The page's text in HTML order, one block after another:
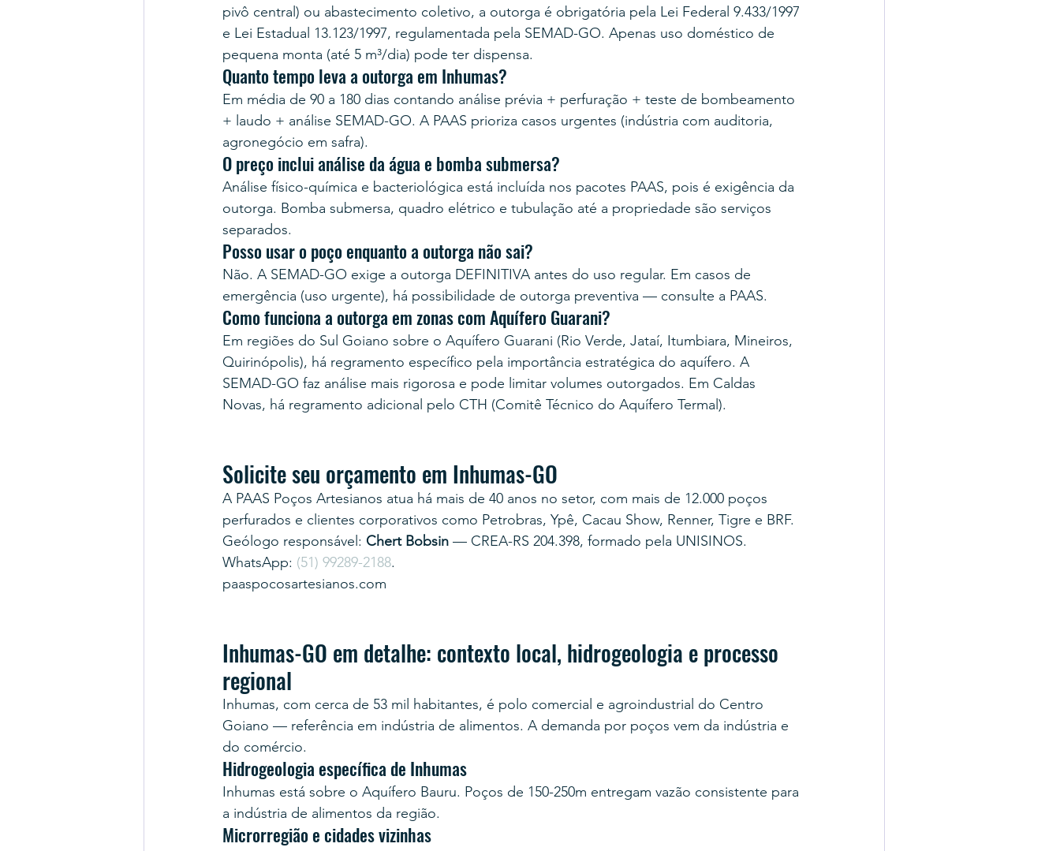
pivô central) ou abastecimento coletivo, a outorga é obrigatória pela Lei Federal 9.433/1997
e Lei Estadual 13.123/1997, regulamentada pela SEMAD-GO. Apenas uso doméstico de
pequena monta (até 5 m³/dia) pode ter dispensa.
Quanto tempo leva a outorga em Inhumas?
Em média de 90 a 180 dias contando análise prévia + perfuração + teste de bombeamento
+ laudo + análise SEMAD-GO. A PAAS prioriza casos urgentes (indústria com auditoria,
agronegócio em safra).
O preço inclui análise da água e bomba submersa?
Análise físico-química e bacteriológica está incluída nos pacotes PAAS, pois é exigência da
outorga. Bomba submersa, quadro elétrico e tubulação até a propriedade são serviços
separados.
Posso usar o poço enquanto a outorga não sai?
Não. A SEMAD-GO exige a outorga DEFINITIVA antes do uso regular. Em casos de
emergência (uso urgente), há possibilidade de outorga preventiva — consulte a PAAS.
Como funciona a outorga em zonas com Aquífero Guarani?
Em regiões do Sul Goiano sobre o Aquífero Guarani (Rio Verde, Jataí, Itumbiara, Mineiros,
Quirinópolis), há regramento específico pela importância estratégica do aquífero. A
SEMAD-GO faz análise mais rigorosa e pode limitar volumes outorgados. Em Caldas
Novas, há regramento adicional pelo CTH (Comitê Técnico do Aquífero Termal).
Solicite seu orçamento em Inhumas-GO
A PAAS Poços Artesianos atua há mais de 40 anos no setor, com mais de 12.000 poços
perfurados e clientes corporativos como Petrobras, Ypê, Cacau Show, Renner, Tigre e BRF.
Geólogo responsável: Chert Bobsin — CREA-RS 204.398, formado pela UNISINOS.
WhatsApp: (51) 99289-2188.
paaspocosartesianos.com
Inhumas-GO em detalhe: contexto local, hidrogeologia e processo
regional
Inhumas, com cerca de 53 mil habitantes, é polo comercial e agroindustrial do Centro
Goiano — referência em indústria de alimentos. A demanda por poços vem da indústria e
do comércio.
Hidrogeologia específica de Inhumas
Inhumas está sobre o Aquífero Bauru. Poços de 150-250m entregam vazão consistente para
a indústria de alimentos da região.
Microrregião e cidades vizinhas